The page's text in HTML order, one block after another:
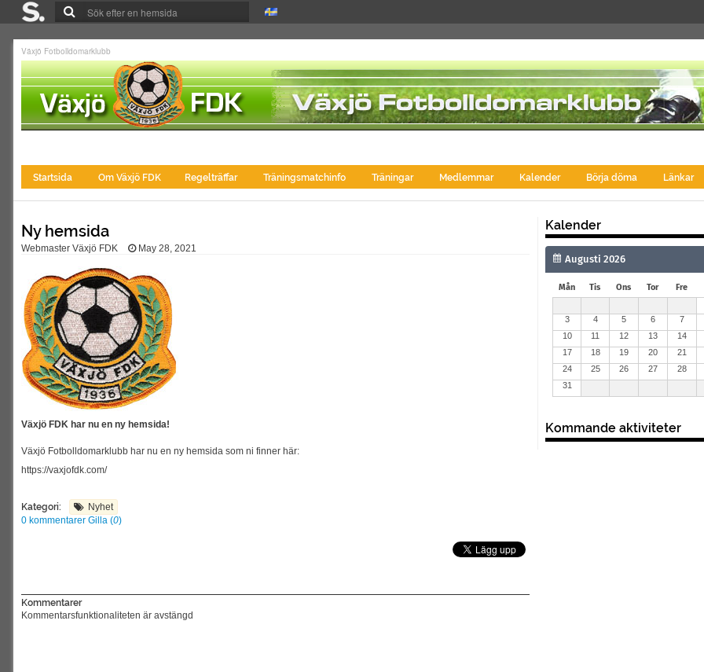
Växjö Fotbolldomarklubb
Startsida Om Växjö FDK Regelträffar Träningsmatchinfo Träningar Medlemmar Kalender Börja döma Länkar
Ny hemsida
Webmaster Växjö FDK May 28, 2021
Växjö FDK har nu en ny hemsida!
Växjö Fotbolldomarklubb har nu en ny hemsida som ni finner här:
https://vaxjofdk.com/
Kategori:
Nyhet
0 kommentarer Gilla (0)
Kommentarer
Kommentarsfunktionaliteten är avstängd
Kalender
Mån Tis Ons Tor Fre
3 4 5 6 7
10 11 12 13 14
17 18 19 20 21
24 25 26 27 28
31
Kommande aktiviteter